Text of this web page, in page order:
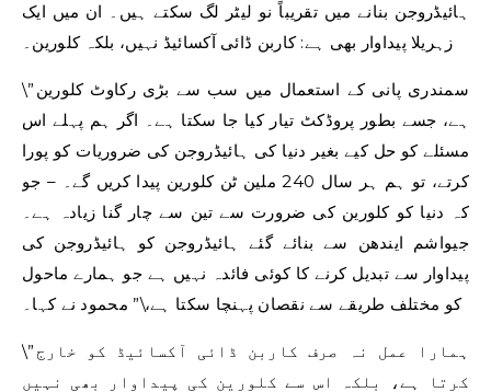
ہائیڈروجن بنانے میں تقریباً نو لیٹر لگ سکتے ہیں۔ ان میں ایک
زہریلا پیداوار بھی ہے: کاربن ڈائی آکسائیڈ نہیں، بلکہ کلورین۔
\”سمندری پانی کے استعمال میں سب سے بڑی رکاوٹ کلورین
ہے، جسے بطور پروڈکٹ تیار کیا جا سکتا ہے۔ اگر ہم پہلے اس
مسئلے کو حل کیے بغیر دنیا کی ہائیڈروجن کی ضروریات کو پورا
کرتے، تو ہم ہر سال 240 ملین ٹن کلورین پیدا کریں گے۔ – جو
کہ دنیا کو کلورین کی ضرورت سے تین سے چار گنا زیادہ ہے۔
جیواشم ایندھن سے بنائے گئے ہائیڈروجن کو ہائیڈروجن کی
پیداوار سے تبدیل کرنے کا کوئی فائدہ نہیں ہے جو ہمارے ماحول
کو مختلف طریقے سے نقصان پہنچا سکتا ہے،\” محمود نے کہا۔
\”ہمارا عمل نہ صرف کاربن ڈائی آکسائیڈ کو خارج
کرتا ہے، بلکہ اس سے کلورین کی پیداوار بھی نہیں